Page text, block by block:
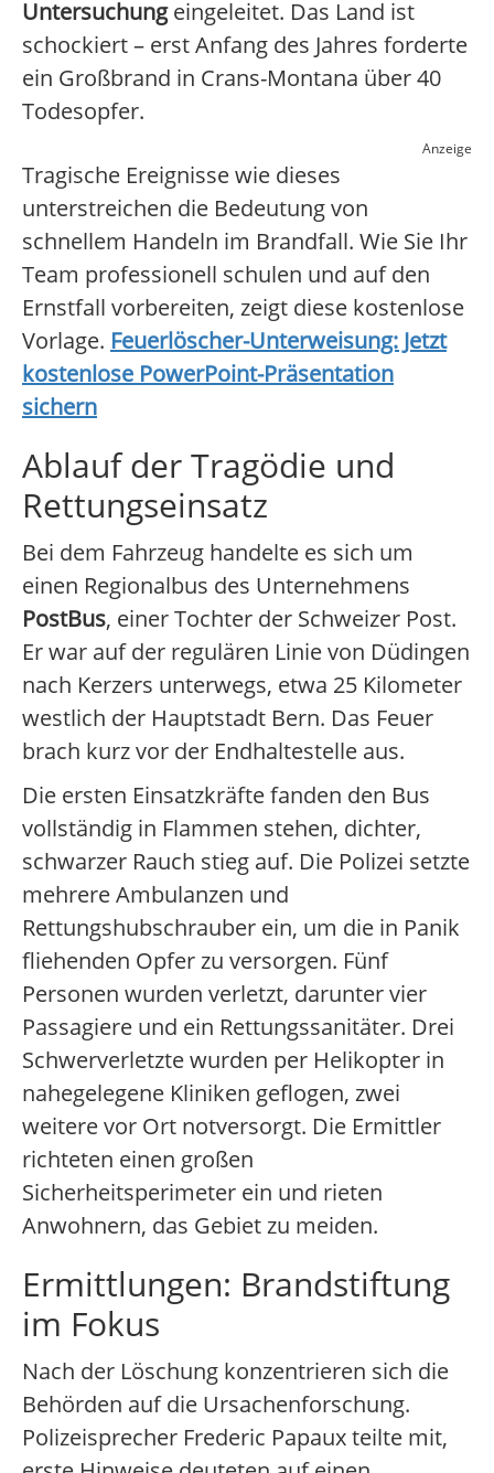
Untersuchungeingeleitet. Das Land ist
schockiert – erst Anfang des Jahres forderte
ein Großbrand in Crans-Montana über 40
Todesopfer.
Anzeige
Tragische Ereignisse wie dieses
unterstreichen die Bedeutung von
schnellem Handeln im Brandfall. Wie Sie Ihr
Team professionell schulen und auf den
Ernstfall vorbereiten, zeigt diese kostenlose
Vorlage. Feuerlöscher-Unterweisung: Jetzt
kostenlose PowerPoint-Präsentation
sichern
Ablauf der Tragödie und
Rettungseinsatz
Bei dem Fahrzeug handelte es sich um
einen Regionalbus des Unternehmens
PostBus, einer Tochter der Schweizer Post.
Er war auf der regulären Linie von Düdingen
nach Kerzers unterwegs, etwa 25 Kilometer
westlich der Hauptstadt Bern. Das Feuer
brach kurz vor der Endhaltestelle aus.
Die ersten Einsatzkräfte fanden den Bus
vollständig in Flammen stehen, dichter,
schwarzer Rauch stieg auf. Die Polizei setzte
mehrere Ambulanzen und
Rettungshubschrauber ein, um die in Panik
fliehenden Opfer zu versorgen. Fünf
Personen wurden verletzt, darunter vier
Passagiere und ein Rettungssanitäter. Drei
Schwerverletzte wurden per Helikopter in
nahegelegene Kliniken geflogen, zwei
weitere vor Ort notversorgt. Die Ermittler
richteten einen großen
Sicherheitsperimeter ein und rieten
Anwohnern, das Gebiet zu meiden.
Ermittlungen: Brandstiftung
im Fokus
Nach der Löschung konzentrieren sich die
Behörden auf die Ursachenforschung.
Polizeisprecher Frederic Papaux teilte mit,